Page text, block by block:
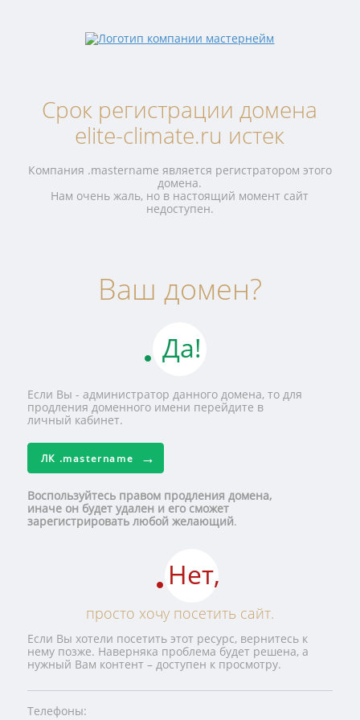
Срок регистрации домена
elite-climate.ru истек
Компания .mastername является регистратором этого
домена.
Нам очень жаль, но в настоящий момент сайт
недоступен.
Ваш домен?
Да!
Если Вы - администратор данного домена, то для
продления доменного имени перейдите в
личный кабинет.
ЛК .mastername
Воспользуйтесь правом продления домена,
иначе он будет удален и его сможет
зарегистрировать любой желающий.
Нет,
просто хочу посетить сайт.
Если Вы хотели посетить этот ресурс, вернитесь к
нему позже. Наверняка проблема будет решена, а
нужный Вам контент – доступен к просмотру.
Телефоны: